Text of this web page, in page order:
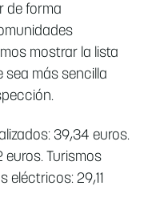
de forma
mostrar la lista
sea más sencilla
39,34 euros.
euros. Turismos
eléctricos: 29,11